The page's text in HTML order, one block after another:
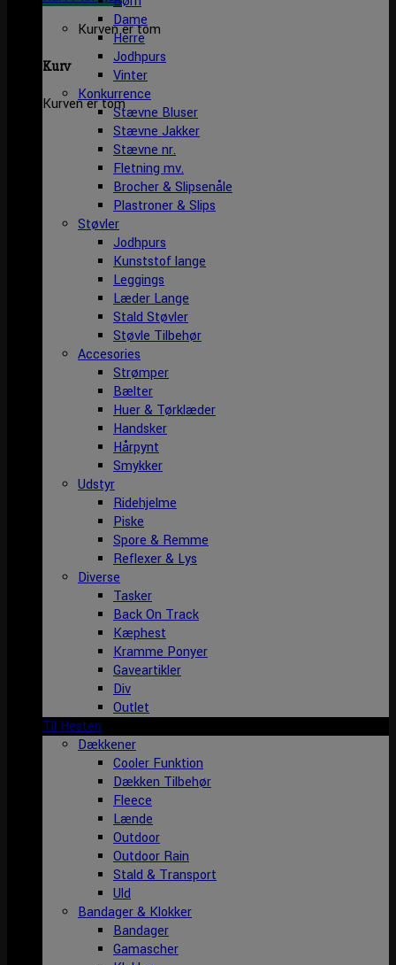
Kurven er tom
Kurv
Kurven er tom
Dame
Herre
Jodhpurs
Vinter
Konkurrence
Stævne Bluser
Stævne Jakker
Stævne nr.
Fletning mv.
Brocher & Slipsenåle
Plastroner & Slips
Støvler
Jodhpurs
Kunststof lange
Leggings
Læder Lange
Stald Støvler
Støvle Tilbehør
Accesories
Strømper
Bælter
Huer & Tørklæder
Handsker
Hårpynt
Smykker
Udstyr
Ridehjelme
Piske
Spore & Remme
Reflexer & Lys
Diverse
Tasker
Back On Track
Kæphest
Kramme Ponyer
Gaveartikler
Div
Outlet
Til Hesten
Dækkener
Cooler Funktion
Dækken Tilbehør
Fleece
Lænde
Outdoor
Outdoor Rain
Stald & Transport
Uld
Bandager & Klokker
Bandager
Gamascher